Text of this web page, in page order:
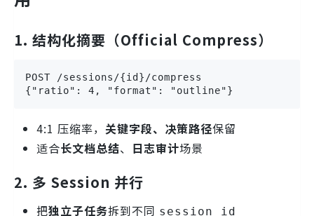
1. 结构化摘要（Official Compress）
POST /sessions/{id}/compress
{"ratio": 4, "format": "outline"}
4:1 压缩率， 关键字段、决策路径保留
适合长文档总结、 日志审计场景
2. 多 Session 并行
把独立子任务拆到不同 session_id